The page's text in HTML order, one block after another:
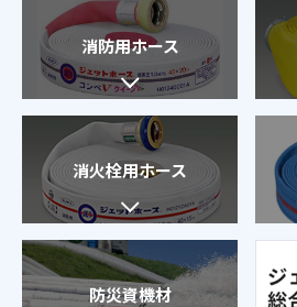
消防用ホース
消火栓用ホース
防災資機材